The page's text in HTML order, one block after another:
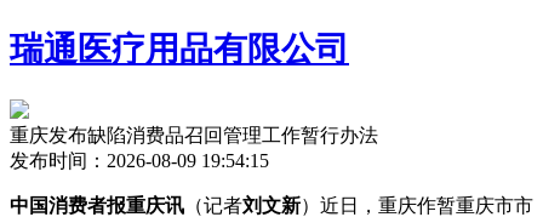
瑞通医疗用品有限公司
重庆发布缺陷消费品召回管理工作暂行办法
发布时间：2026-08-09 19:54:15
中国消费者报重庆讯 （记者刘文新）近日，重庆作暂重庆市市